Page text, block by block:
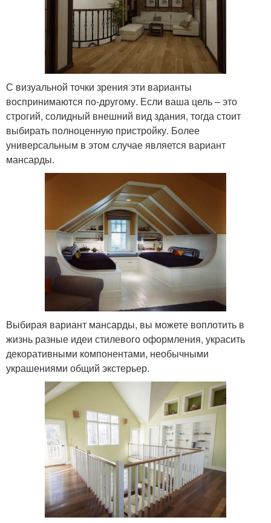
С визуальной точки зрения эти варианты
воспринимаются по-другому. Если ваша цель – это
строгий, солидный внешний вид здания, тогда стоит
выбирать полноценную пристройку. Более
универсальным в этом случае является вариант
мансарды.
Выбирая вариант мансарды, вы можете воплотить в
жизнь разные идеи стилевого оформления, украсить
декоративными компонентами, необычными
украшениями общий экстерьер.